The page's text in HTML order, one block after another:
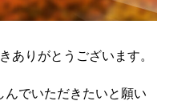
ありがとうございます。
でいただきたいと願い